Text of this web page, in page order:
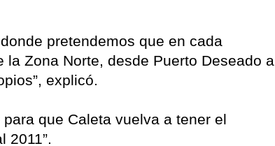
pretendemos que en cada
Zona Norte, desde Puerto Deseado a
explicó.
que Caleta vuelva a tener el
2011”.